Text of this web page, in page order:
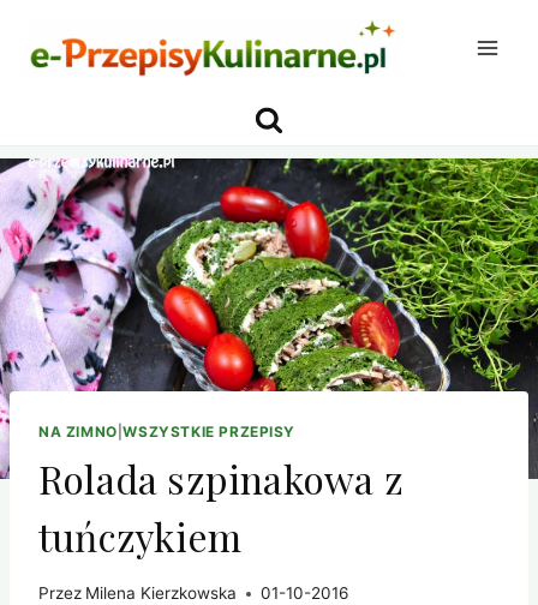
NA ZIMNO |WSZYSTKIE PRZEPISY
Rolada szpinakowa z
tuńczykiem
Przez Milena Kierzkowska 01-10-2016